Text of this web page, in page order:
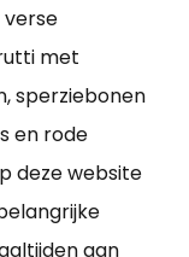
met
sperziebonen
en rode
deze website
aan